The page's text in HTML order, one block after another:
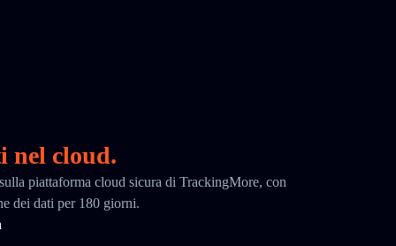
nel cloud.
piattaforma cloud sicura di TrackingMore, con
dei dati per 180 giorni.